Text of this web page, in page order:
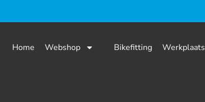
Home Webshop Bikefitting Werkplaats